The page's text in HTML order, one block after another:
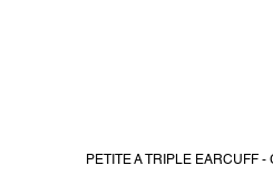
PETITE A TRIPLE EARCUFF -